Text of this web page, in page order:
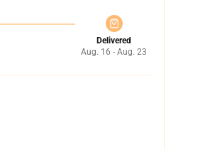
Delivered
Aug. 16 - Aug. 23